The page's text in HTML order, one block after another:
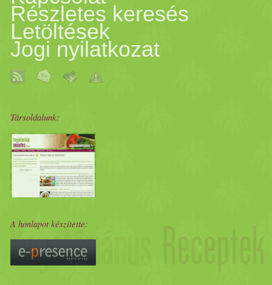
Részletes keresés
Letöltések
Jogi nyilatkozat
Társoldalunk:
A honlapot készítette: